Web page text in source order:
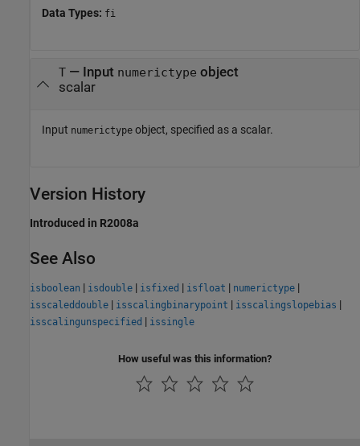
Data Types: fi
T— Input numerictype object
scalar
Input numerictype object, specified as a scalar.
Version History
Introduced in R2008a
See Also
isboolean | isdouble | isfixed | isfloat | numerictype |
isscaleddouble | isscalingbinarypoint | isscalingslopebias |
isscalingunspecified | issingle
How useful was this information?